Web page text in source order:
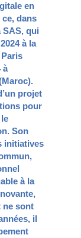
en
dans
SAS, qui
à la
à
projet
pour
Son
initiatives
à la
ne sont
il